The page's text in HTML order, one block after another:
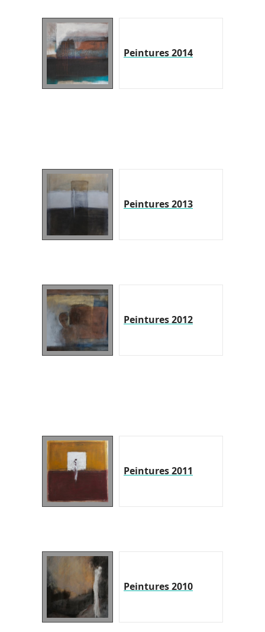
Peintures 2014
Peintures 2013
Peintures 2012
Peintures 2011
Peintures 2010